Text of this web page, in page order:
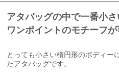
アタバッグの中で一番小
ワンポイントのモチーフ
とっても小さい楕円形のボディー
たアタバッグです。